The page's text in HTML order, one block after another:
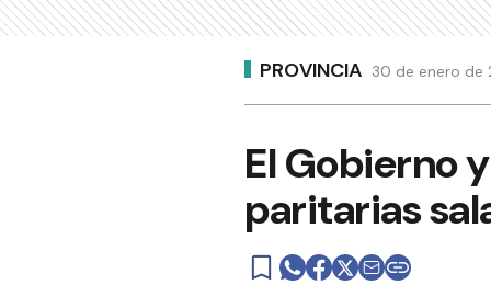
PROVINCIA 30 de enero de
El Gobierno
paritarias